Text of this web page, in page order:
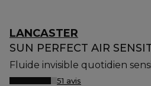
LANCASTER
SUN PERFECT AIR
Fluide invisible quotidien
51 avis